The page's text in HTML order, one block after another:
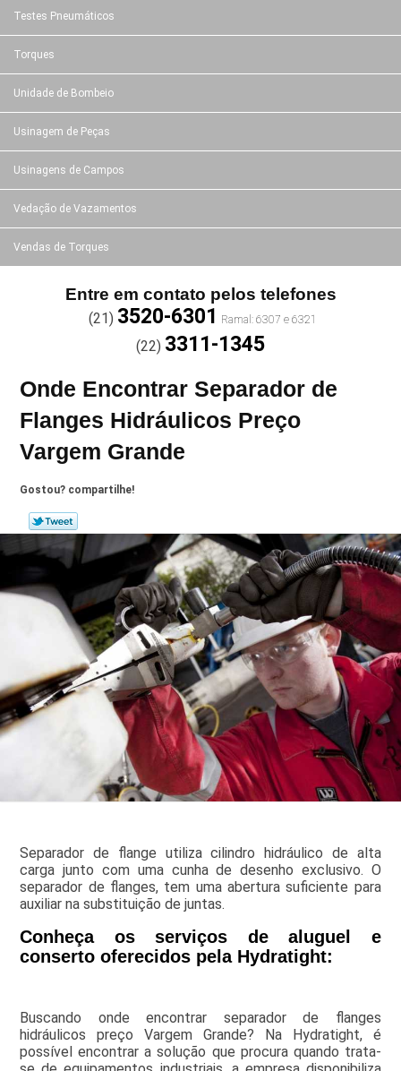
Testes Pneumáticos
Torques
Unidade de Bombeio
Usinagem de Peças
Usinagens de Campos
Vedação de Vazamentos
Vendas de Torques
Entre em contato pelos telefones
(21) 3520-6301
(22) 3311-1345
Onde Encontrar Separador de
Flanges Hidráulicos Preço
Vargem Grande
Gostou? compartilhe!
Separador de flange utiliza cilindro hidráulico de alta
carga junto com uma cunha de desenho exclusivo. O
separador de flanges, tem uma abertura suficiente para
auxiliar na substituição de juntas.
Conheça os serviços de aluguel e
conserto oferecidos pela Hydratight:
Buscando onde encontrar separador de flanges
hidráulicos preço Vargem Grande? Na Hydratight, é
possível encontrar a solução que procura quando trata-